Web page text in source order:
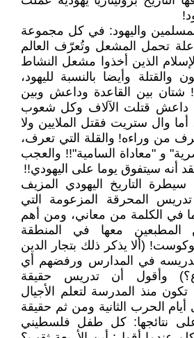
واليهود: في كل مجموعة
تحمل المشعل وتُعرّف العالم
الذين أخذوا مشعل النشاط
والقتلة وأيضا بالنسبة لليهود،
شتان بين القاعدة وداعش وبين
داعش قتلت الآلاف وكل شعوب
وال ستريت فقتل الملايين ولا
من وراءه! والقلة التي تعرف،
و "معاداة السامية"!! والعجب
أنه سيتفوق يوما على اليهودي!!
التاريخ اليهودي المزيف
تدريس المحرقة المزعومة التي
في الكلمة من معاني، ومن أهم
المطبعين معها في المنطقة
(ألا يذكر ذلك بتجار الدين
في المدارس ورفضهم أي
وأقول أن تدريس حقيقة
منذ المدرسة لتعلم الأجيال
أيام الحرب الثانية ومن ثم حقيقة
نتائجها: كل طفل فلسطيني